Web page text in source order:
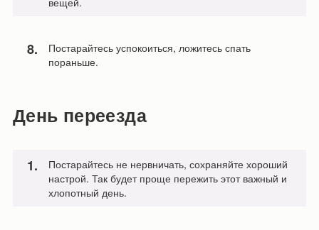
Постарайтесь успокоиться, ложитесь спать
пораньше.
День переезда
Постарайтесь не нервничать, сохраняйте хороший
настрой. Так будет проще пережить этот важный и
хлопотный день.